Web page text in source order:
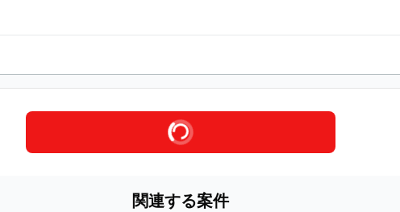
関連する案件